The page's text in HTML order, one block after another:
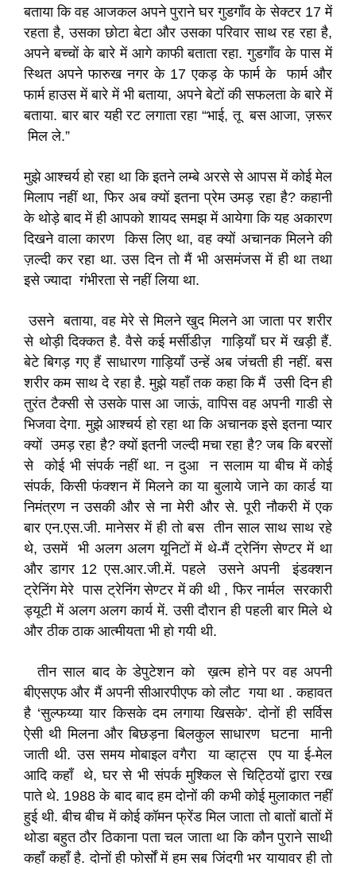
बताया कि वह आजकल अपने पुराने घर गुडगाँव के सेक्टर 17 में
रहता है, उसका छोटा बेटा और उसका परिवार साथ रह रहा है,
अपने बच्चों के बारे में आगे काफी बताता रहा. गुडगाँव के पास में
स्थित अपने फारुख नगर के 17 एकड़ के फार्म के फार्म और
फार्म हाउस में बारे में भी बताया, अपने बेटों की सफलता के बारे में
बताया. बार बार यही रट लगाता रहा “भाई, तू बस आजा, ज़रूर
मिल ले.”
मुझे आश्चर्य हो रहा था कि इतने लम्बे अरसे से आपस में कोई मेल
मिलाप नहीं था, फिर अब क्यों इतना प्रेम उमड़ रहा है? कहानी
के थोड़े बाद में ही आपको शायद समझ में आयेगा कि यह अकारण
दिखने वाला कारण किस लिए था, वह क्यों अचानक मिलने की
ज़ल्दी कर रहा था. उस दिन तो मैं भी असमंजस में ही था तथा
इसे ज्यादा गंभीरता से नहीं लिया था.
उसने बताया, वह मेरे से मिलने खुद मिलने आ जाता पर शरीर
से थोड़ी दिक्कत है. वैसे कई मर्सीडीज़ गाड़ियाँ घर में खड़ी हैं.
बेटे बिगड़ गए हैं साधारण गाड़ियाँ उन्हें अब जंचती ही नहीं. बस
शरीर कम साथ दे रहा है. मुझे यहाँ तक कहा कि मैं उसी दिन ही
तुरंत टैक्सी से उसके पास आ जाऊं, वापिस वह अपनी गाडी से
भिजवा देगा. मुझे आश्चर्य हो रहा था कि अचानक इसे इतना प्यार
क्यों उमड़ रहा है? क्यों इतनी जल्दी मचा रहा है? जब कि बरसों
से कोई भी संपर्क नहीं था. न दुआ न सलाम या बीच में कोई
संपर्क, किसी फंक्शन में मिलने का या बुलाये जाने का कार्ड या
निमंत्रण न उसकी और से ना मेरी और से. पूरी नौकरी में एक
बार एन.एस.जी. मानेसर में ही तो बस तीन साल साथ साथ रहे
थे, उसमें भी अलग अलग यूनिटों में थे-मैं ट्रेनिंग सेण्टर में था
और डागर 12 एस.आर.जी.में. पहले उसने अपनी इंडक्शन
ट्रेनिंग मेरे पास ट्रेनिंग सेण्टर में की थी , फिर नार्मल सरकारी
ड्यूटी में अलग अलग कार्य में. उसी दौरान ही पहली बार मिले थे
और ठीक ठाक आत्मीयता भी हो गयी थी.
तीन साल बाद के डेपुटेशन को ख़त्म होने पर वह अपनी
बीएसएफ और मैं अपनी सीआरपीएफ को लौट गया था . कहावत
है ‘सुल्फय्या यार किसके दम लगाया खिसके’. दोनों ही सर्विस
ऐसी थी मिलना और बिछड़ना बिलकुल साधारण घटना मानी
जाती थी. उस समय मोबाइल वगैरा या व्हाट्स एप या ई-मेल
आदि कहाँ थे, घर से भी संपर्क मुश्किल से चिट्ठियों द्वारा रख
पाते थे. 1988 के बाद बाद हम दोनों की कभी कोई मुलाकात नहीं
हुई थी. बीच बीच में कोई कॉमन फ्रेंड मिल जाता तो बातों बातों में
थोडा बहुत ठौर ठिकाना पता चल जाता था कि कौन पुराने साथी
कहाँ कहाँ है. दोनों ही फोर्सों में हम सब जिंदगी भर यायावर ही तो